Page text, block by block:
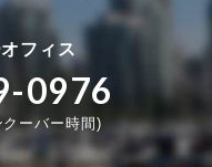
フィス
0976
ーバー時間)